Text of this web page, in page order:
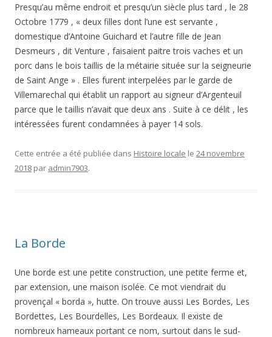
Presqu’au même endroit et presqu’un siècle plus tard , le 28
Octobre 1779 , « deux filles dont l’une est servante ,
domestique d’Antoine Guichard et l’autre fille de Jean
Desmeurs , dit Venture , faisaient paitre trois vaches et un
porc dans le bois taillis de la métairie située sur la seigneurie
de Saint Ange » . Elles furent interpelées par le garde de
Villemarechal qui établit un rapport au signeur d’Argenteuil
parce que le taillis n’avait que deux ans . Suite à ce délit , les
intéressées furent condamnées à payer 14 sols.
Cette entrée a été publiée dans Histoire locale le 24 novembre
2018 par admin7903.
La Borde
Une borde est une petite construction, une petite ferme et,
par extension, une maison isolée. Ce mot viendrait du
provençal « borda », hutte. On trouve aussi Les Bordes, Les
Bordettes, Les Bourdelles, Les Bordeaux. Il existe de
nombreux hameaux portant ce nom, surtout dans le sud-